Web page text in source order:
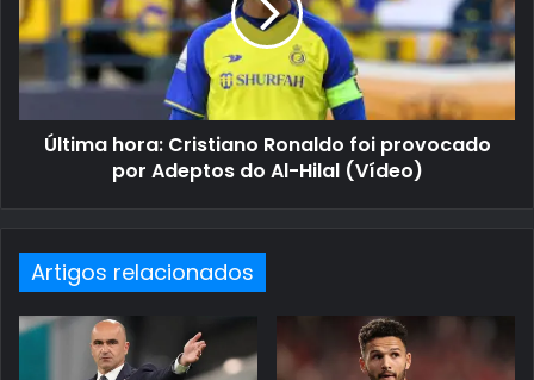
Última hora: Cristiano Ronaldo foi provocado
por Adeptos do Al-Hilal (Vídeo)
Artigos relacionados